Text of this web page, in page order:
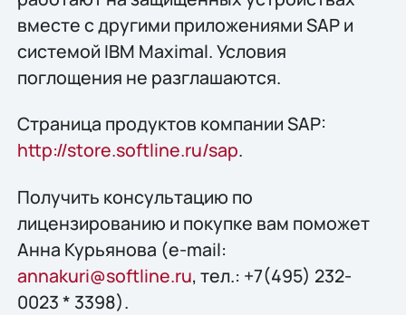
вместе с другими приложениями SAP и
системой IBM Maximal. Условия
поглощения не разглашаются.
Страница продуктов компании SAP:
http://store.softline.ru/sap.
Получить конcультацию по
лицензированию и покупке вам поможет
Анна Курьянова (e-mail:
annakuri@softline.ru, тел.: +7(495) 232-
0023 * 3398).